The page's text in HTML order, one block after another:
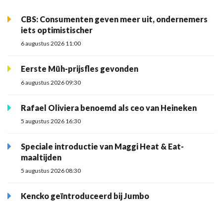
CBS: Consumenten geven meer uit, ondernemers
iets optimistischer
6 augustus 2026 11:00
Eerste Müh-prijsfles gevonden
6 augustus 2026 09:30
Rafael Oliviera benoemd als ceo van Heineken
5 augustus 2026 16:30
Speciale introductie van Maggi Heat & Eat-
maaltijden
5 augustus 2026 08:30
Kencko geïntroduceerd bij Jumbo